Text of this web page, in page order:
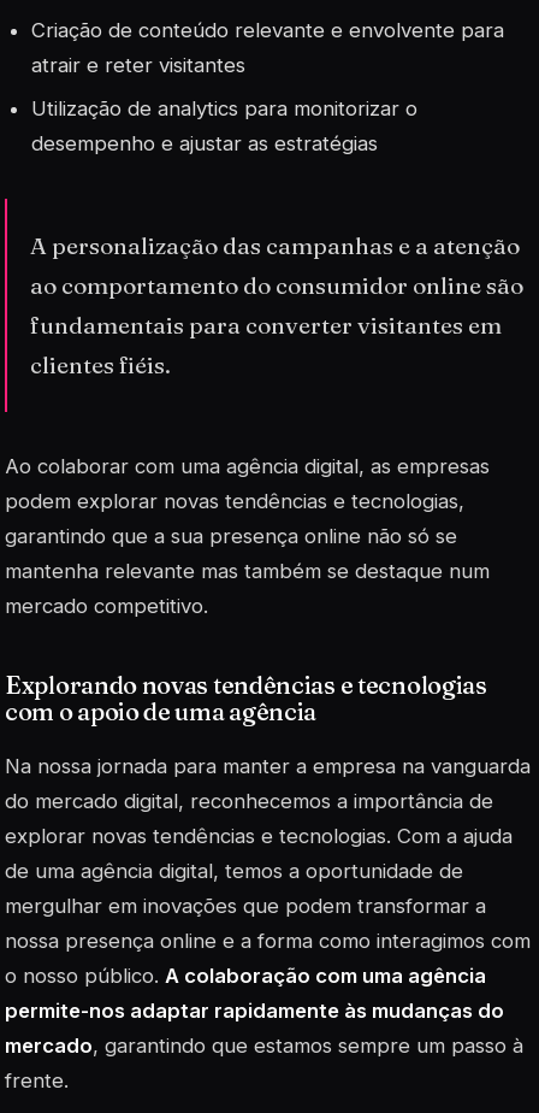
Criação de conteúdo relevante e envolvente para
atrair e reter visitantes
Utilização deanalytics para monitorizar o
desempenho e ajustar as estratégias
A personalização das campanhas e a atenção
ao comportamento do consumidor online são
fundamentais para converter visitantes em
clientes fiéis.
Ao colaborar com uma agência digital, as empresas
podem explorar novas tendências e tecnologias,
garantindo que a sua presença online não só se
mantenha relevante mas também se destaque num
mercado competitivo.
Explorando novas tendências e tecnologias
com o apoio de uma agência
Na nossa jornada para manter a empresa na vanguarda
do mercado digital, reconhecemos a importância de
explorar novas tendências e tecnologias. Com a ajuda
de uma agência digital, temos a oportunidade de
mergulhar em inovações que podem transformar a
nossa presença online e a forma como interagimos com
o nosso público. A colaboração com uma agência
permite-nos adaptar rapidamente às mudanças do
mercado, garantindo que estamos sempre um passo à
frente.